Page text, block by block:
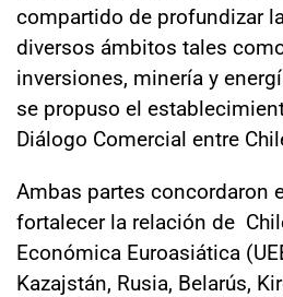
compartido de profundizar
diversos ámbitos tales
inversiones, minería y
se propuso el
Diálogo Comercial entre
Ambas partes concordaron
fortalecer la relación de
Económica Euroasiática
Kazajstán, Rusia, Belarús,